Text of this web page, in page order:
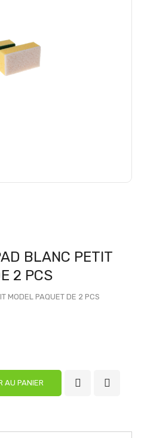
BLANC PETIT
2 PCS
MODEL PAQUET DE 2 PCS
AU PANIER